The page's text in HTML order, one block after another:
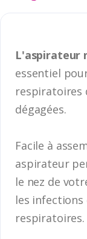
L'aspirateur
essentiel
respiratoires
dégagées.
Facile à
aspirateur
le nez de
les infections
respiratoires.